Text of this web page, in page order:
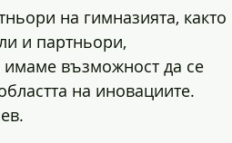
на гимназията, както
и партньори,
възможност да се
на иновациите.